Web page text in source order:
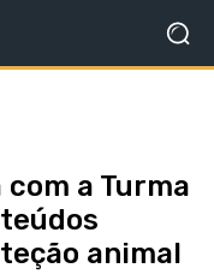
a Turma
animal